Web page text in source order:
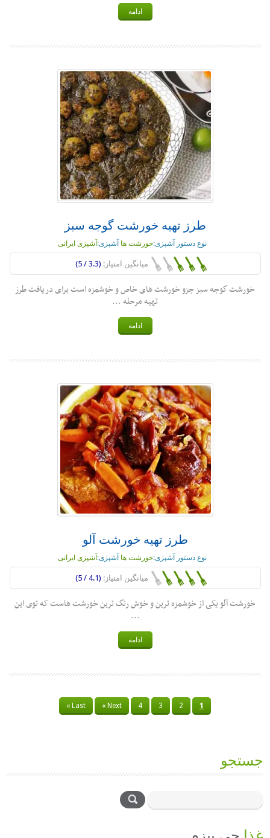
ادامه
طرز تهیه خورشت گوجه سبز
نوع دستور آشپزی:خورشت ها آشپزی: آشپزی ایرانی
میانگین امتیاز: (3.3 / 5)
خورشت گوجه سبز جزو خورشت های خاص و خوشمزه است برای دریافت طرز
تهیه مرحله ...
ادامه
طرز تهیه خورشت آلو
نوع دستور آشپزی:خورشت ها آشپزی: آشپزی ایرانی
میانگین امتیاز: (4.1 / 5)
خورشت آلو یکی از خوشمزه ترین و خوش رنگ ترین خورشت هاست که توی این
...
ادامه
1
2
3
4
Next »
Last »
جستجو